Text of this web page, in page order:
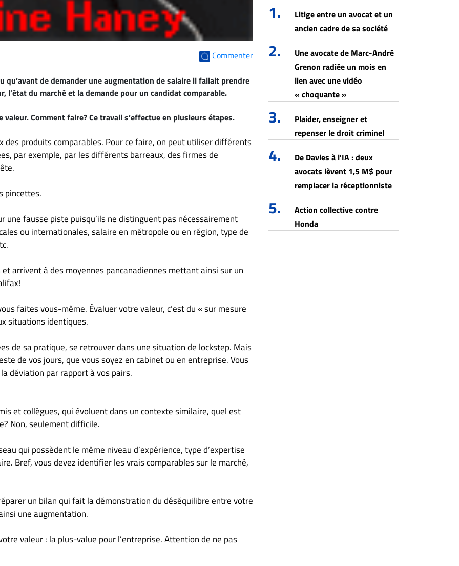
Commenter
qu’avant de demander une augmentation de salaire il fallait prendre
du marché et la demande pour un candidat comparable.
Comment faire? Ce travail s’effectue en plusieurs étapes.
des produits comparables. Pour ce faire, on peut utiliser différents
par exemple, par les différents barreaux, des firmes de
pincettes.
une fausse piste puisqu’ils ne distinguent pas nécessairement
ou internationales, salaire en métropole ou en région, type de
arrivent à des moyennes pancanadiennes mettant ainsi sur un
faites vous-même. Évaluer votre valeur, c’est du « sur mesure
situations identiques.
de sa pratique, se retrouver dans une situation de lockstep. Mais
de vos jours, que vous soyez en cabinet ou en entreprise. Vous
déviation par rapport à vos pairs.
et collègues, qui évoluent dans un contexte similaire, quel est
Non, seulement difficile.
qui possèdent le même niveau d’expérience, type d’expertise
Bref, vous devez identifier les vrais comparables sur le marché,
un bilan qui fait la démonstration du déséquilibre entre votre
une augmentation.
valeur : la plus-value pour l’entreprise. Attention de ne pas
1.
Litige entre un avocat et un
ancien cadre de sa société
2.
Une avocate de Marc-André
Grenon radiée un mois en
lien avec une vidéo
« choquante »
3.
Plaider, enseigner et
repenser le droit criminel
4.
De Davies à l'IA : deux
avocats lèvent 1,5 M$ pour
remplacer la réceptionniste
5.
Action collective contre
Honda